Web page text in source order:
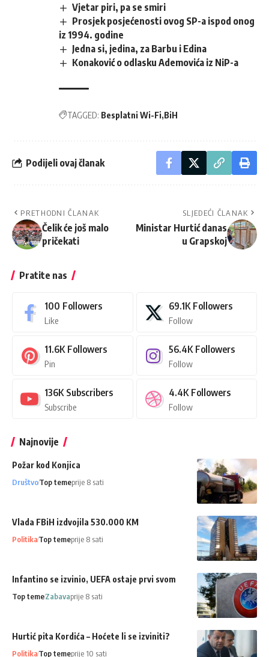
Vjetar piri, pa se smiri
Prosjek posjećenosti ovog SP-a ispod onog
iz 1994. godine
Jedna si, jedina, za Barbu i Edina
Konaković o odlasku Ademovića iz NiP-a
TAGGED: Besplatni Wi-Fi BiH
Podijeli ovaj članak
PRETHODNI ČLANAK
Čelik će još malo
pričekati
SLJEDEĆI ČLANAK
Ministar Hurtić danas
u Grapskoj
Pratite nas
100 Followers
Like
69.1K Followers
Follow
11.6K Followers
Pin
56.4K Followers
Follow
136K Subscribers
Subscribe
4.4K Followers
Follow
Najnovije
Požar kod Konjica
DruštvoTop temeprije 8 sati
Vlada FBiH izdvojila 530.000 KM
PolitikaTop temeprije 8 sati
Infantino se izvinio, UEFA ostaje prvi svom
Top temeZabavaprije 8 sati
Hurtić pita Kordića – Hoćete li se izviniti?
PolitikaTop temeprije 10 sati